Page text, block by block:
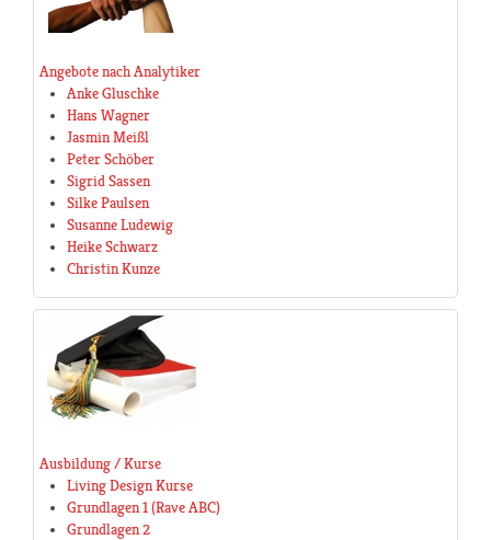
Angebote nach Analytiker
Anke Gluschke
Hans Wagner
Jasmin Meißl
Peter Schöber
Sigrid Sassen
Silke Paulsen
Susanne Ludewig
Heike Schwarz
Christin Kunze
Ausbildung / Kurse
Living Design Kurse
Grundlagen 1 (Rave ABC)
Grundlagen 2